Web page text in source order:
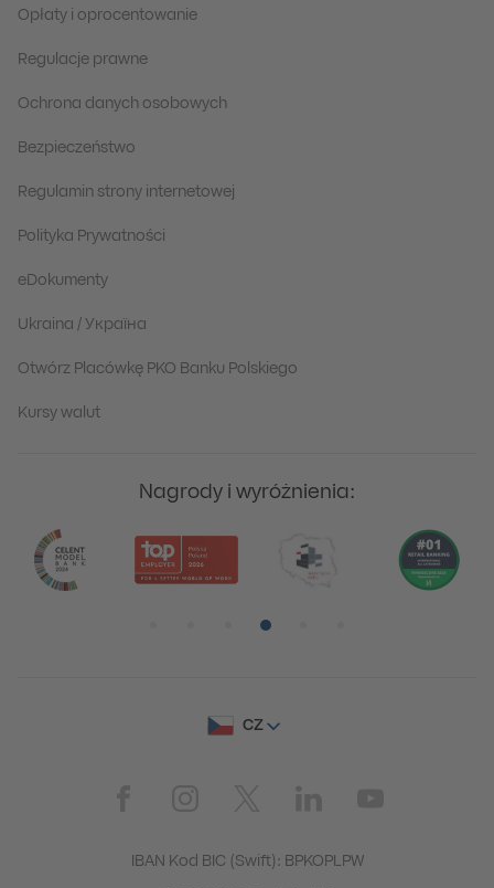
Opłaty i oprocentowanie
Regulacje prawne
Ochrona danych osobowych
Bezpieczeństwo
Regulamin strony internetowej
Polityka Prywatności
eDokumenty
Ukraina / Україна
Otwórz Placówkę PKO Banku Polskiego
Kursy walut
Nagrody i wyróżnienia:
CZ
IBAN Kod BIC (Swift): BPKOPLPW